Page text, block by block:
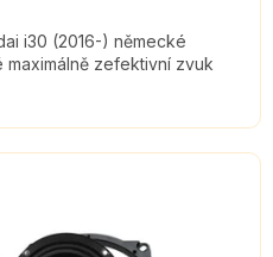
i30 (2016-) německé
zefektivní zvuk